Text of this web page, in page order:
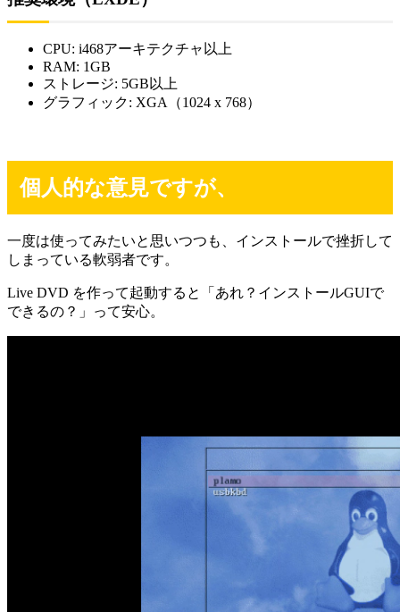
CPU: i468アーキテクチャ以上
RAM: 1GB
ストレージ: 5GB以上
グラフィック: XGA（1024 x 768）
個人的な意見ですが、
一度は使ってみたいと思いつつも、インストールで挫折して
しまっている軟弱者です。
Live DVD を作って起動すると「あれ？インストールGUIで
できるの？」って安心。